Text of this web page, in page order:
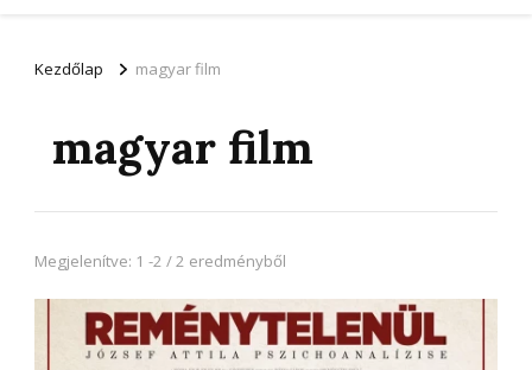
Kezdőlap magyar film
magyar film
Megjelenítve: 1 -2 / 2 eredményből